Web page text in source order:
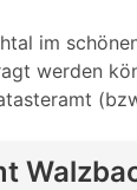
im
werden